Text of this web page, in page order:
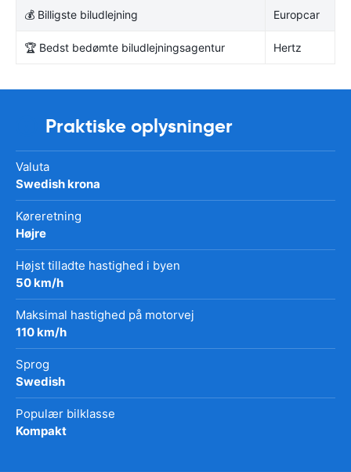
💰 Billigste biludlejning Europcar
🏆 Bedst bedømte biludlejningsagentur Hertz
Praktiske oplysninger
Valuta
Swedish krona
Køreretning
Højre
Højst tilladte hastighed i byen
50 km/h
Maksimal hastighed på motorvej
110 km/h
Sprog
Swedish
Populær bilklasse
Kompakt